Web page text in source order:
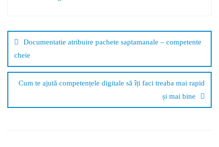
Documentatie atribuire pachete saptamanale – competente
cheie
Cum te ajută competențele digitale să îți faci treaba mai rapid
și mai bine